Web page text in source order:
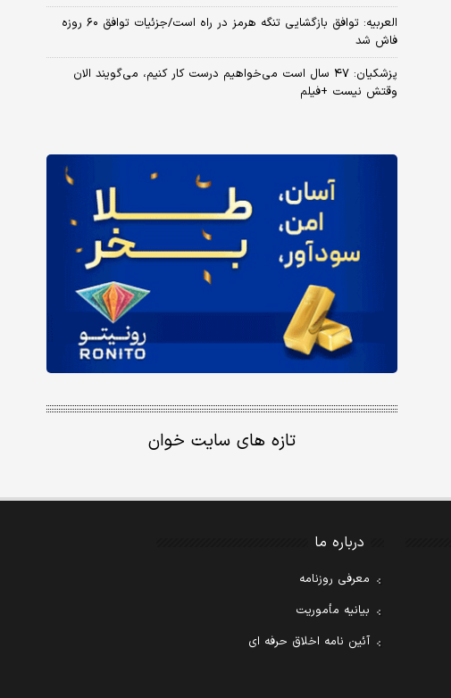
العربیه: توافق بازگشایی تنگه هرمز در راه است/جزئیات توافق ۶۰ روزه
فاش شد
پزشکیان: ۴۷ سال است می‌خواهیم درست کار کنیم، می‌گویند الان
وقتش نیست +فیلم
تازه های سایت خوان
درباره ما
معرفی روزنامه
بیانیه مأموریت
آئین نامه اخلاق حرفه ای